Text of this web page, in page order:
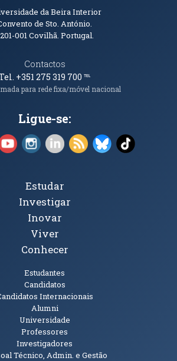
de Contacto
da Beira Interior
de Sto. António.
001Covilhã. Portugal.
Contactos
+351 275 319 700℡
para rede fixa/móvel nacional
Ligue-se:
(abre em nova janela)
em nova janela)
YouTube (abre em nova janela)
Instagram (abre em nova janela)
LinkedIn (abre em nova
RSS (abre em nova
Bluesky (abre
TikTok
Estudar
Investigar
Inovar
Viver
Conhecer
Estudantes
Candidatos
Internacionais
Alumni
Universidade
Professores
Investigadores
Técnico, Admin. e Gestão